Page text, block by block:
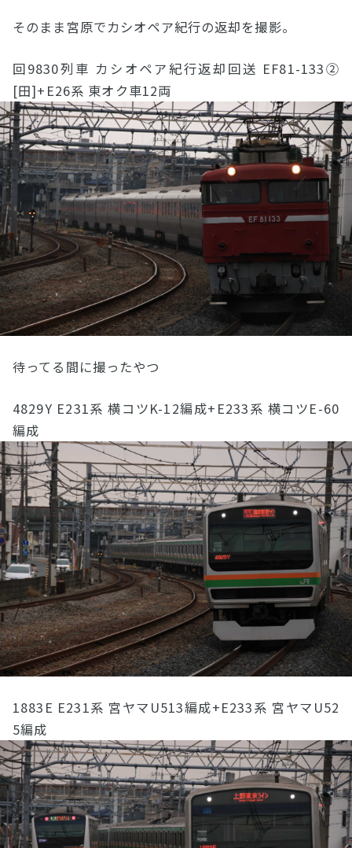
そのまま宮原でカシオペア紀行の返却を撮影。
回9830列車 カシオペア紀行返却回送 EF81-133②
[田]+E26系 東オク車12両
待ってる間に撮ったやつ
4829Y E231系 横コツK-12編成+E233系 横コツE-60
編成
1883E E231系 宮ヤマU513編成+E233系 宮ヤマU52
5編成